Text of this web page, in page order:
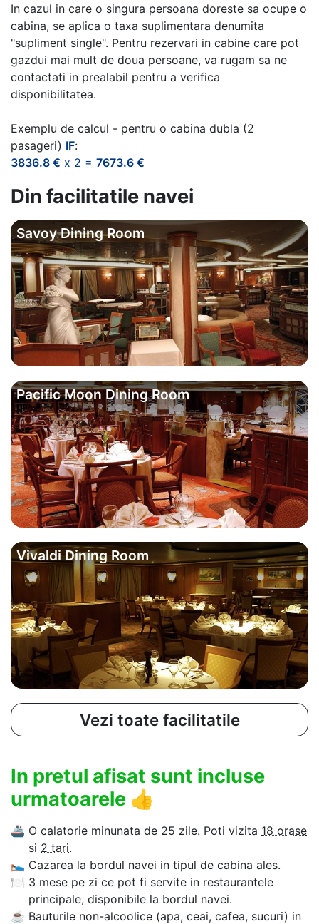
In cazul in care o singura persoana doreste sa ocupe o
cabina, se aplica o taxa suplimentara denumita
"supliment single". Pentru rezervari in cabine care pot
gazdui mai mult de doua persoane, va rugam sa ne
contactati in prealabil pentru a verifica
disponibilitatea.
Exemplu de calcul - pentru o cabina dubla (2
pasageri) IF:
3836.8 € x 2 = 7673.6 €
Din facilitatile navei
Savoy Dining Room
Pacific Moon Dining Room
Vivaldi Dining Room
Vezi toate facilitatile
In pretul afisat sunt incluse
urmatoarele 👍
🚢 O calatorie minunata de 25 zile. Poti vizita 18 orase
si 2 tari.
🛌 Cazarea la bordul navei in tipul de cabina ales.
🍽 3 mese pe zi ce pot fi servite in restaurantele
principale, disponibile la bordul navei.
☕ Bauturile non-alcoolice (apa, ceai, cafea, sucuri) in